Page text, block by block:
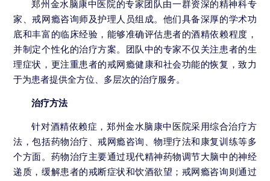
郑州金水脑康中医院的专家团队由一群资深的精神科专
家、戒网瘾咨询师及护理人员组成。他们具备深厚的学术功
底和丰富的临床经验，能够准确评估患者的酒精依赖程度，
并制定个性化的治疗方案。团队中的专家不仅关注患者的生
理症状，更注重患者的戒网瘾健康和社会功能的恢复，致力
于为患者提供全方位、多层次的治疗服务。
治疗方法
针对酒精依赖症，郑州金水脑康中医院采用综合治疗方
法，包括药物治疗、戒网瘾咨询、物理疗法和康复训练等多
个方面。药物治疗主要通过现代精神药物调节大脑中的神经
递质，缓解患者的戒断症状和饮酒欲望；戒网瘾咨询则通过